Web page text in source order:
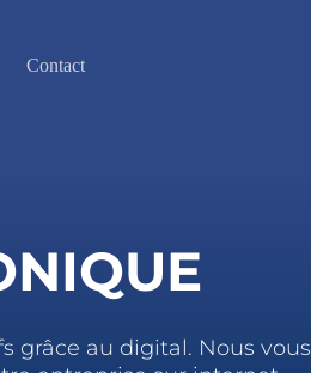
Contact
grâce au digital. Nous vous